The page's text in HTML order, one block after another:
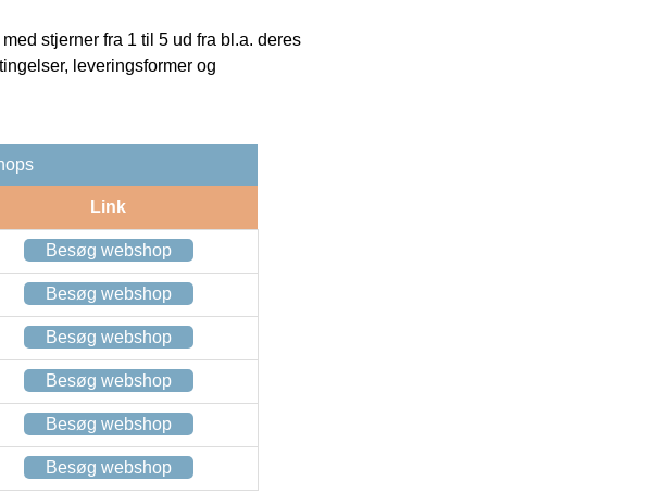
stjerner fra 1 til 5 ud fra bl.a. deres
leveringsformer og
Link
Besøg webshop
Besøg webshop
Besøg webshop
Besøg webshop
Besøg webshop
Besøg webshop